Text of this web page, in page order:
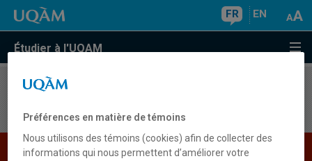
FR EN
Étudier à l'UQAM
Aucun résultat
Les bases de données institutionnelles sont
Préférences en matière de témoins
Nous utilisons des témoins (cookies) afin de collecter des
informations qui nous permettent d’améliorer votre